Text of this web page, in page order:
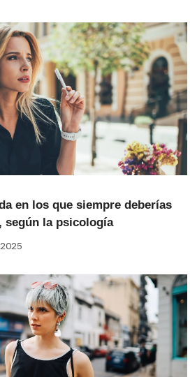
en los que siempre deberías
según la psicología